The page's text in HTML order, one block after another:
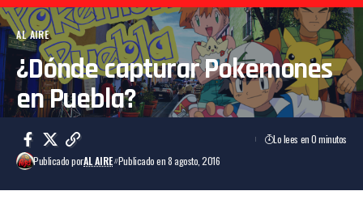
AL AIRE
¿Dónde capturar Pokemones
en Puebla?
Publicado porAL AIRE Publicado en 8 agosto, 2016
Lo lees en 0 minutos